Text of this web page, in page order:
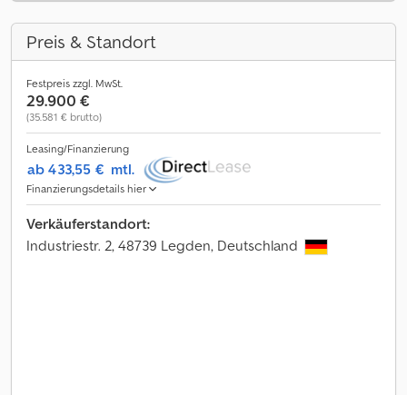
Preis & Standort
Festpreis zzgl. MwSt.
29.900 €
(35.581 € brutto)
Leasing/Finanzierung
ab 433,55 € mtl.
Finanzierungsdetails hier
Verkäuferstandort:
Industriestr. 2, 48739 Legden, Deutschland